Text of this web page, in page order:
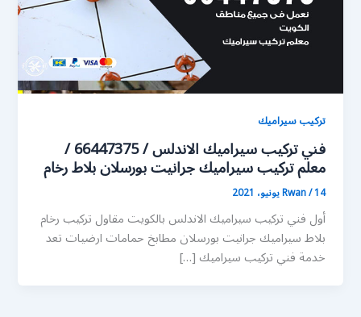
تركيب سيراميك
فني تركيب سيراميك الاندلس / 66447375 /
معلم تركيب سيراميك جرانيت بورسلان بلاط رخام
Rwan/14 يونيو، 2021
أول فني تركيب سيراميك الاندلس بالكويت مقاول تركيب رخام
بلاط سيراميك جرانيت بورسلان مطابخ حمامات ارضيات تعد
خدمة فني تركيب سيراميك […]